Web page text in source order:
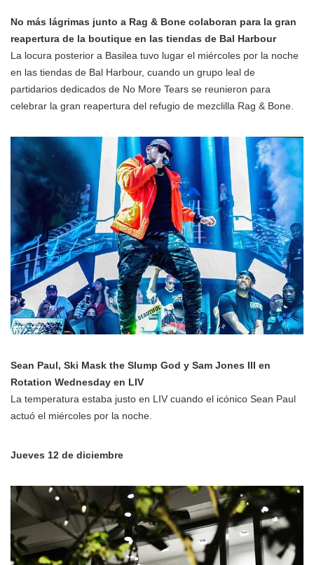
No más lágrimas junto a Rag & Bone colaboran para la gran
reapertura de la boutique en las tiendas de Bal Harbour
La locura posterior a Basilea tuvo lugar el miércoles por la noche
en las tiendas de Bal Harbour, cuando un grupo leal de
partidarios dedicados de No More Tears se reunieron para
celebrar la gran reapertura del refugio de mezclilla Rag & Bone.
Sean Paul, Ski Mask the Slump God y Sam Jones III en
Rotation Wednesday en LIV
La temperatura estaba justo en LIV cuando el icónico Sean Paul
actuó el miércoles por la noche.
Jueves 12 de diciembre